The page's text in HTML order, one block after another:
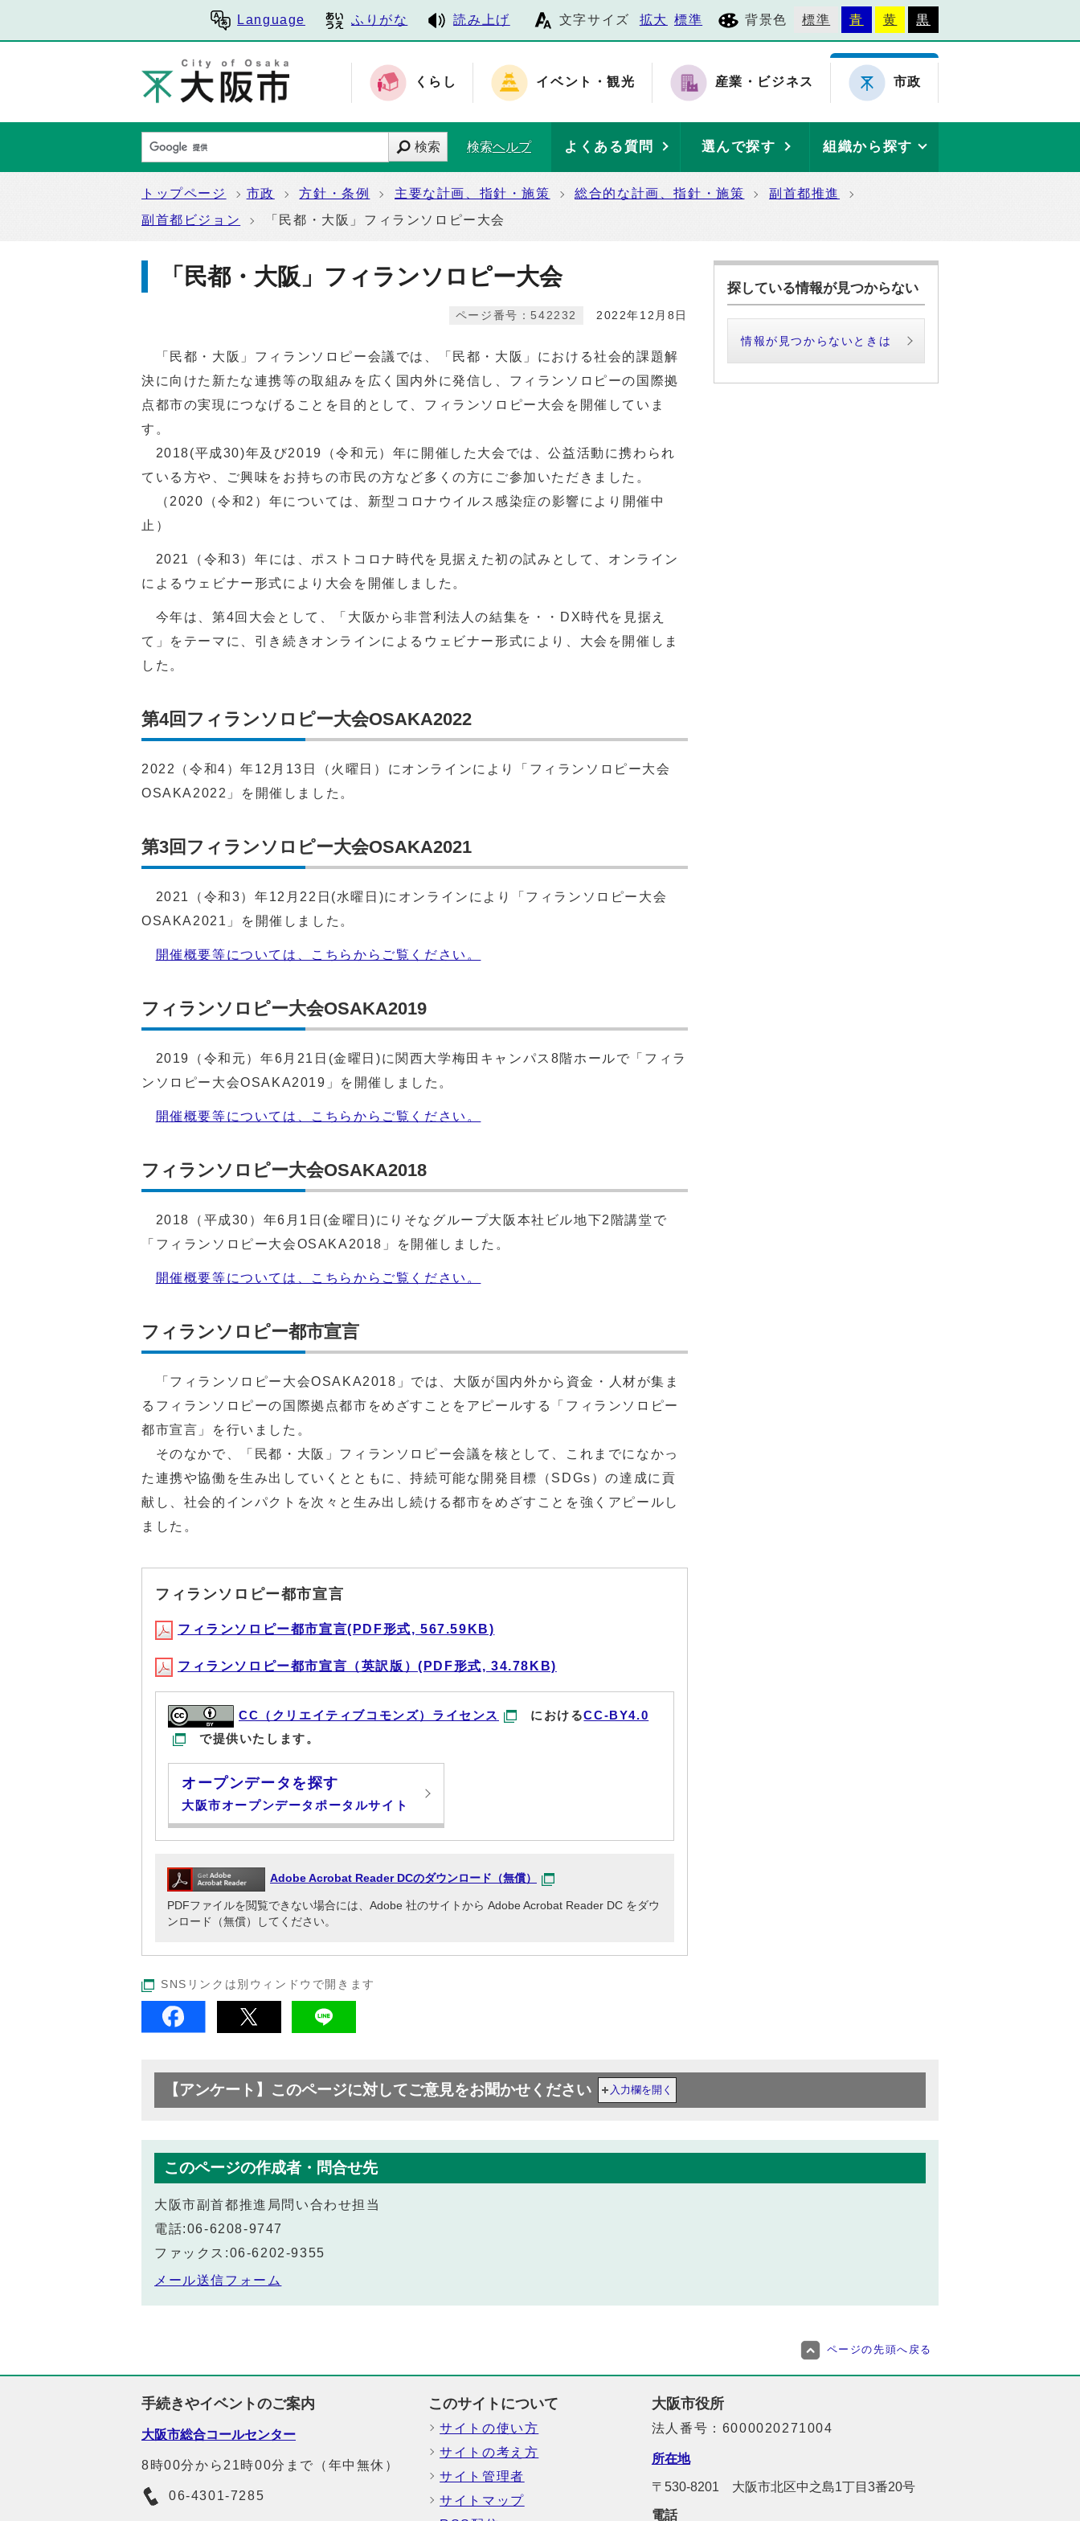
Language ふりがな 読み上げ 文字サイズ 拡大 標準 背景色 標準 青 黄 黒
くらし イベント・観光 産業・ビジネス 市政
検索 検索ヘルプ よくある質問 選んで探す 組織から探す
トップページ 市政 方針・条例 主要な計画、指針・施策 総合的な計画、指針・施策
副首都推進
副首都ビジョン
「民都・大阪」フィランソロピー大会
「民都・大阪」フィランソロピー大会
2022年12月8日
ページ番号：542232
「民都・大阪」フィランソロピー会議では、「民都・大阪」における社会的課題解
決に向けた新たな連携等の取組みを広く国内外に発信し、フィランソロピーの国際拠
点都市の実現につなげることを目的として、フィランソロピー大会を開催していま
す。
2018(平成30)年及び2019（令和元）年に開催した大会では、公益活動に携わられ
ている方や、ご興味をお持ちの市民の方など多くの方にご参加いただきました。
（2020（令和2）年については、新型コロナウイルス感染症の影響により開催中
止）
2021（令和3）年には、ポストコロナ時代を見据えた初の試みとして、オンライン
によるウェビナー形式により大会を開催しました。
今年は、第4回大会として、「大阪から非営利法人の結集を・・DX時代を見据え
て」をテーマに、引き続きオンラインによるウェビナー形式により、大会を開催しま
した。
第4回フィランソロピー大会OSAKA2022
2022（令和4）年12月13日（火曜日）にオンラインにより「フィランソロピー大会
OSAKA2022」を開催しました。
第3回フィランソロピー大会OSAKA2021
2021（令和3）年12月22日(水曜日)にオンラインにより「フィランソロピー大会
OSAKA2021」を開催しました。
開催概要等については、こちらからご覧ください。
フィランソロピー大会OSAKA2019
2019（令和元）年6月21日(金曜日)に関西大学梅田キャンパス8階ホールで「フィラ
ンソロピー大会OSAKA2019」を開催しました。
開催概要等については、こちらからご覧ください。
フィランソロピー大会OSAKA2018
2018（平成30）年6月1日(金曜日)にりそなグループ大阪本社ビル地下2階講堂で
「フィランソロピー大会OSAKA2018」を開催しました。
開催概要等については、こちらからご覧ください。
フィランソロピー都市宣言
「フィランソロピー大会OSAKA2018」では、大阪が国内外から資金・人材が集ま
るフィランソロピーの国際拠点都市をめざすことをアピールする「フィランソロピー
都市宣言」を行いました。
そのなかで、「民都・大阪」フィランソロピー会議を核として、これまでになかっ
た連携や協働を生み出していくとともに、持続可能な開発目標（SDGs）の達成に貢
献し、社会的インパクトを次々と生み出し続ける都市をめざすことを強くアピールし
ました。
フィランソロピー都市宣言
フィランソロピー都市宣言(PDF形式, 567.59KB)
フィランソロピー都市宣言（英訳版）(PDF形式, 34.78KB)
CC（クリエイティブコモンズ）ライセンス におけるCC-BY4.0
で提供いたします。
オープンデータを探す
大阪市オープンデータポータルサイト
Adobe Acrobat Reader DCのダウンロード（無償）
PDFファイルを閲覧できない場合には、Adobe 社のサイトから Adobe Acrobat Reader DC をダウ
ンロード（無償）してください。
SNSリンクは別ウィンドウで開きます
探している情報が見つからない
情報が見つからないときは
【アンケート】このページに対してご意見をお聞かせください 入力欄を開く
このページの作成者・問合せ先
大阪市副首都推進局問い合わせ担当
電話:06-6208-9747
ファックス:06-6202-9355
メール送信フォーム
ページの先頭へ戻る
手続きやイベントのご案内
大阪市総合コールセンター
8時00分から21時00分まで（年中無休）
06-4301-7285
このサイトについて
サイトの使い方
サイトの考え方
サイト管理者
サイトマップ
大阪市役所
法人番号：6000020271004
所在地
〒530-8201 大阪市北区中之島1丁目3番20号
電話